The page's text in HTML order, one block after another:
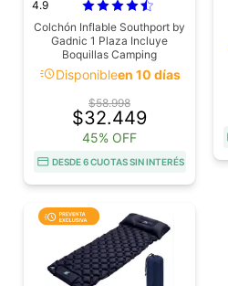
4.9
Colchón Inflable Southport by
Gadnic 1 Plaza Incluye
Boquillas Camping
acuteDisponibleen 10 días
$58.998
$32.449
45% OFF
DESDE 6 CUOTAS SIN INTERÉS